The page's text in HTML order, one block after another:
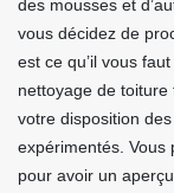
des mousses et
vous décidez de
est ce qu’il vous
nettoyage de
votre disposition
expérimentés. Vous
pour avoir un